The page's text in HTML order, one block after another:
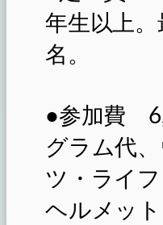
年生以上
名。
●参加費
グラム代
ツ・ライ
ヘルメッ